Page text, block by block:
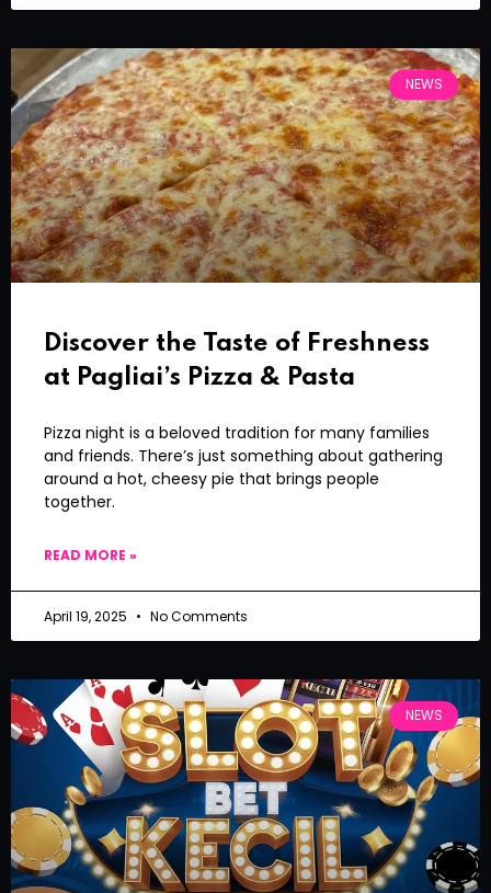
NEWS
Discover the Taste of Freshness
at Pagliai’s Pizza & Pasta
Pizza night is a beloved tradition for many families
and friends. There’s just something about gathering
around a hot, cheesy pie that brings people
together.
READ MORE »
April 19, 2025 No Comments
NEWS